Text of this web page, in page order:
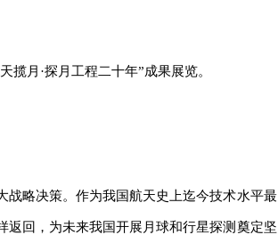
揽月·探月工程二十年”成果展览。
略决策。作为我国航天史上迄今技术水平最
回，为未来我国开展月球和行星探测奠定坚